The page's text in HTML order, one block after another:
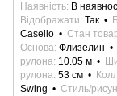
Наявність В
Відображати Так
Caselio
Стан
Основа Флизелин
рулона 10.05 м
рулона 53 см
Swing
Стиль/